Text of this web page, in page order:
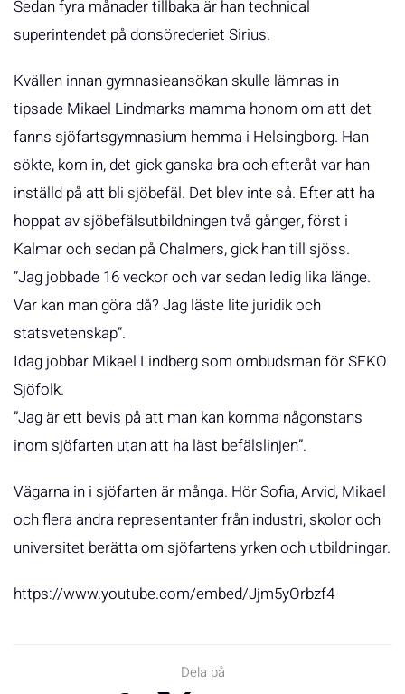
Sedan fyra månader tillbaka är han technical
superintendet på donsörederiet Sirius.
Kvällen innan gymnasieansökan skulle lämnas in
tipsade Mikael Lindmarks mamma honom om att det
fanns sjöfartsgymnasium hemma i Helsingborg. Han
sökte, kom in, det gick ganska bra och efteråt var han
inställd på att bli sjöbefäl. Det blev inte så. Efter att ha
hoppat av sjöbefälsutbildningen två gånger, först i
Kalmar och sedan på Chalmers, gick han till sjöss.
”Jag jobbade 16 veckor och var sedan ledig lika länge.
Var kan man göra då? Jag läste lite juridik och
statsvetenskap”.
Idag jobbar Mikael Lindberg som ombudsman för SEKO
Sjöfolk.
”Jag är ett bevis på att man kan komma någonstans
inom sjöfarten utan att ha läst befälslinjen”.
Vägarna in i sjöfarten är många. Hör Sofia, Arvid, Mikael
och flera andra representanter från industri, skolor och
universitet berätta om sjöfartens yrken och utbildningar.
https://www.youtube.com/embed/Jjm5yOrbzf4
Dela på